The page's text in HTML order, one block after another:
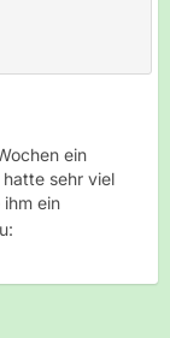
ein
sehr viel
ein